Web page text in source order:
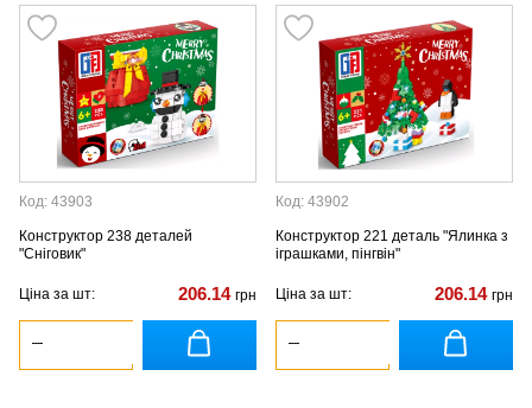
Код: 43903
Конструктор 238 деталей
"Сніговик"
Ціна за шт: 206.14 грн
Код: 43902
Конструктор 221 деталь "Ялинка з
іграшками, пінгвін"
Ціна за шт: 206.14 грн